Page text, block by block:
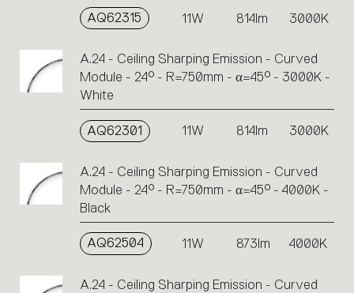
AQ62315 11W 814lm 3000K
A.24 - Ceiling Sharping Emission - Curved
Module - 24° - R=750mm - α=45° - 3000K -
White
AQ62301 11W 814lm 3000K
A.24 - Ceiling Sharping Emission - Curved
Module - 24° - R=750mm - α=45° - 4000K -
Black
AQ62504 11W 873lm 4000K
A.24 - Ceiling Sharping Emission - Curved